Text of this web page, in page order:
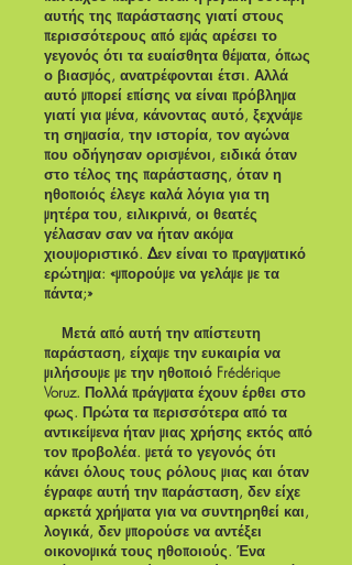
αυτής της παράστασης γιατί στους
περισσότερους από εμάς αρέσει το
γεγονός ότι τα ευαίσθητα θέματα, όπως
ο βιασμός, ανατρέφονται έτσι. Αλλά
αυτό μπορεί επίσης να είναι πρόβλημα
γιατί για μένα, κάνοντας αυτό, ξεχνάμε
τη σημασία, την ιστορία, τον αγώνα
που οδήγησαν ορισμένοι, ειδικά όταν
στο τέλος της παράστασης, όταν η
ηθοποιός έλεγε καλά λόγια για τη
μητέρα του, ειλικρινά, οι θεατές
γέλασαν σαν να ήταν ακόμα
χιουμοριστικό. Δεν είναι το πραγματικό
ερώτημα: «μπορούμε να γελάμε με τα
πάντα;»
Μετά από αυτή την απίστευτη
παράσταση, είχαμε την ευκαιρία να
μιλήσουμε με την ηθοποιό Frédérique
Voruz. Πολλά πράγματα έχουν έρθει στο
φως. Πρώτα τα περισσότερα από τα
αντικείμενα ήταν μιας χρήσης εκτός από
τον προβολέα. μετά το γεγονός ότι
κάνει όλους τους ρόλους μιας και όταν
έγραφε αυτή την παράσταση, δεν είχε
αρκετά χρήματα για να συντηρηθεί και,
λογικά, δεν μπορούσε να αντέξει
οικονομικά τους ηθοποιούς. Ένα